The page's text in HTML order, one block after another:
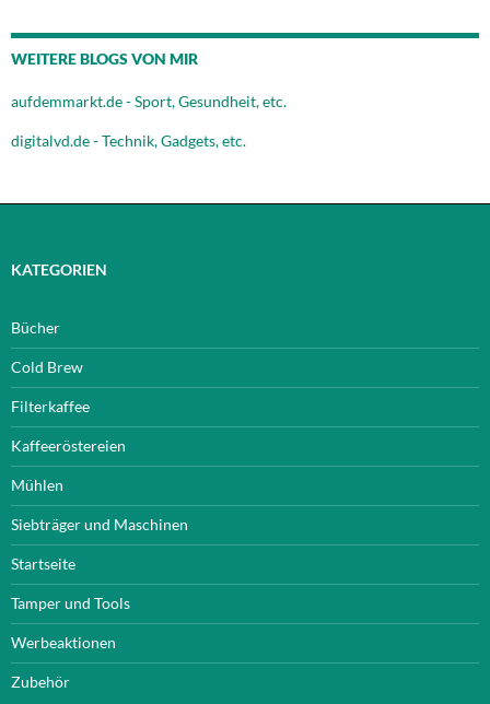
WEITERE BLOGS VON MIR
aufdemmarkt.de - Sport, Gesundheit, etc.
digitalvd.de - Technik, Gadgets, etc.
KATEGORIEN
Bücher
Cold Brew
Filterkaffee
Kaffeeröstereien
Mühlen
Siebträger und Maschinen
Startseite
Tamper und Tools
Werbeaktionen
Zubehör